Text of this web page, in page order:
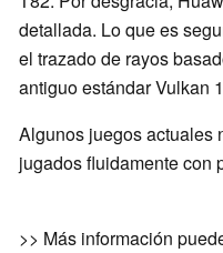
detallada. Lo que es
el trazado de rayos
antiguo estándar Vulkan
Algunos juegos actuales
jugados fluidamente con
>> Más información